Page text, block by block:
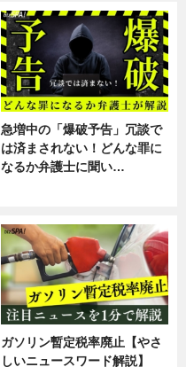
急増中の「爆破予告」冗談で
は済まされない！どんな罪に
なるか弁護士に聞い…
ガソリン暫定税率廃止【やさ
しいニュースワード解説】